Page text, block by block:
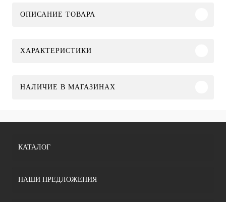
ОПИСАНИЕ ТОВАРА
ХАРАКТЕРИСТИКИ
НАЛИЧИЕ В МАГАЗИНАХ
КАТАЛОГ
НАШИ ПРЕДЛОЖЕНИЯ